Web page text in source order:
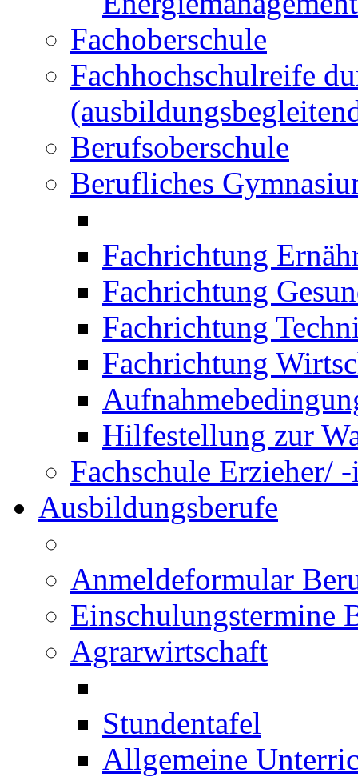
Fachoberschule
Fachhochschulreife
Berufsoberschule
Berufliches
Fachrichtung
Fachrichtung
Fachrichtung
Fachrichtung
Hilfestellung zur
Fachschule Erzieher/
Ausbildungsberufe
Anmeldeformular
Einschulungstermine
Agrarwirtschaft
Stundentafel
Allgemeine